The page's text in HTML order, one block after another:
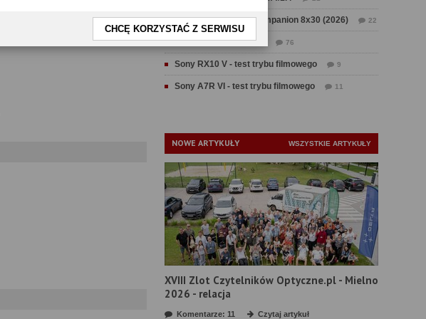
CHCĘ KORZYSTAĆ Z SERWISU
Test Swarovski CL Companion 8x30 (2026) 22
Test Fujifilm GFX 100 II 76
Sony RX10 V - test trybu filmowego 9
Sony A7R VI - test trybu filmowego 11
NOWE ARTYKUŁY WSZYSTKIE ARTYKUŁY
XVIII Zlot Czytelników Optyczne.pl - Mielno
2026 - relacja
Komentarze: 11 Czytaj artykuł